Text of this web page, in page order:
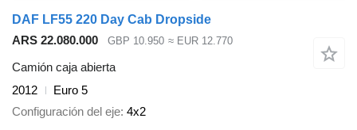
DAF LF55 220 Day Cab Dropside
ARS 22.080.000
GBP 10.950 ≈ EUR 12.770
Camión caja abierta
2012
Euro 5
Configuración del eje 4x2